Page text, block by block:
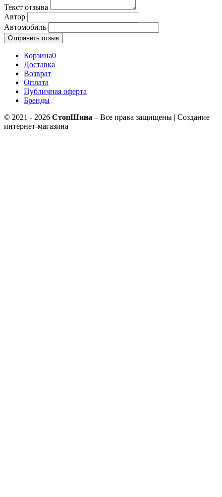
Текст отзыва
Автор
Автомобиль
Отправить отзыв
Корзина0
Доставка
Возврат
Оплата
Публичная оферта
Бренды
© 2021 - 2026 СтопШина – Все права защищены | Создание
интернет-магазина